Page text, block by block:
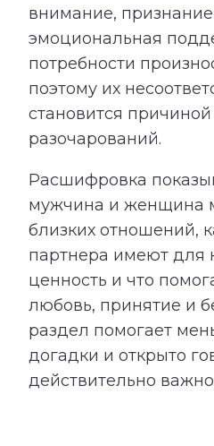
внимание,
эмоциональная
потребности
поэтому их
становится
разочарований.
Расшифровка
мужчина и женщина
близких отношений,
партнера имеют для
ценность и что
любовь, принятие и
раздел помогает
догадки и открыто
действительно